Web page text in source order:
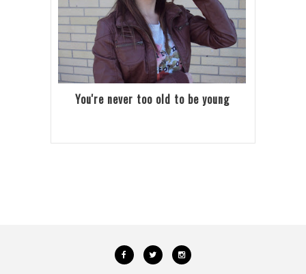
You're never too old to be young